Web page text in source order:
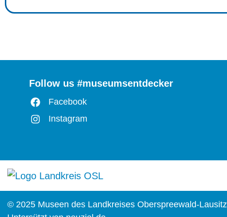
Follow us #museumsentdecker
Facebook
Instagram
© 2025 Museen des Landkreises Oberspreewald-Lausitz